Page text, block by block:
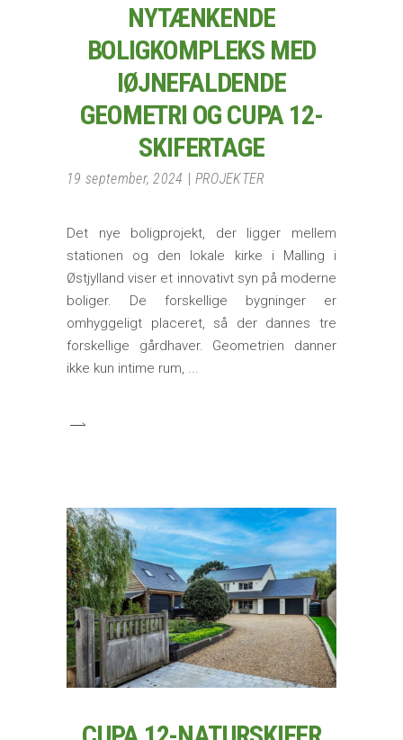
NYTÆNKENDE
BOLIGKOMPLEKS MED
IØJNEFALDENDE
GEOMETRI OG CUPA 12-
SKIFERTAGE
19 september, 2024 PROJEKTER
Det nye boligprojekt, der ligger mellem
stationen og den lokale kirke i Malling i
Østjylland viser et innovativt syn på moderne
boliger. De forskellige bygninger er
omhyggeligt placeret, så der dannes tre
forskellige gårdhaver. Geometrien danner
ikke kun intime rum,